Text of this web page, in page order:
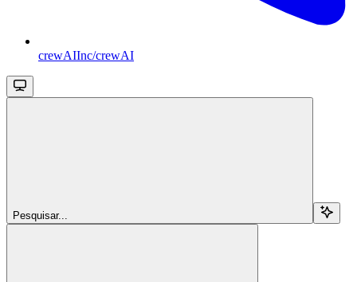
crewAIInc/crewAI
Pesquisar...